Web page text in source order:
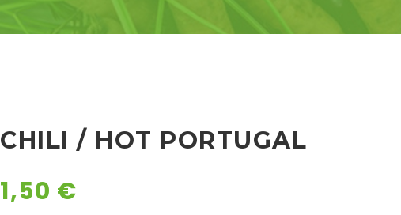
CHILI / HOT PORTUGAL
1,50 €